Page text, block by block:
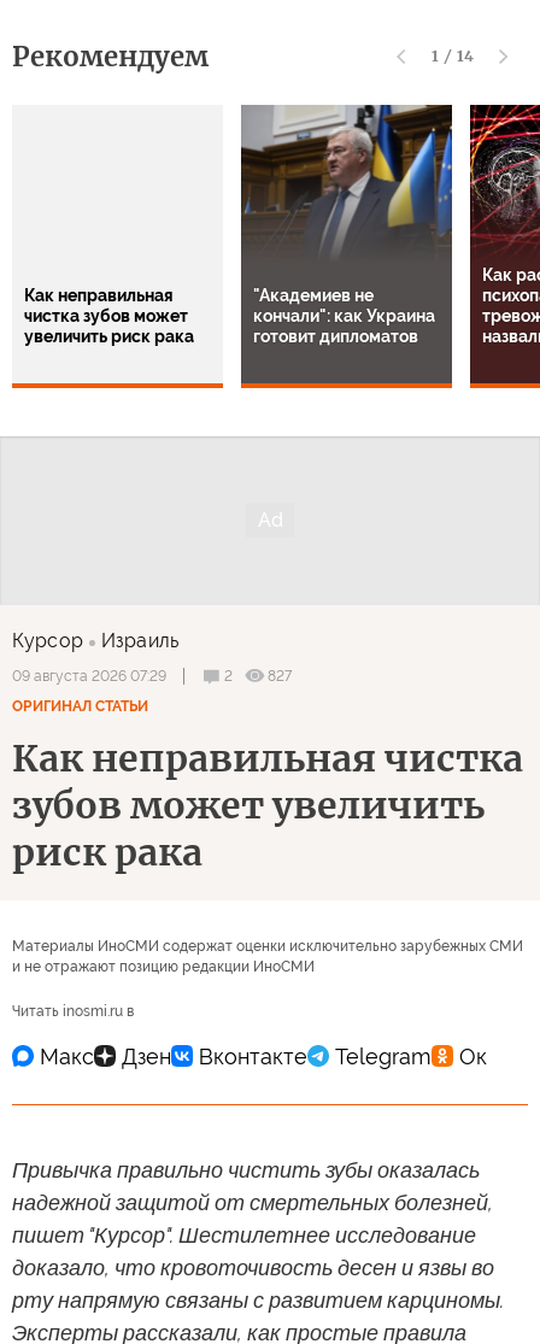
Рекомендуем 1 / 14
Как неправильная
чистка зубов может
увеличить риск рака
"Академиев не
кончали": как Украина
готовит дипломатов
Как
Курсор Израиль
09 августа 2026 07:29 2
827
ОРИГИНАЛ СТАТЬИ
Как неправильная чистка
зубов может увеличить
риск рака
Материалы ИноСМИ содержат оценки исключительно зарубежных СМИ
и не отражают позицию редакции ИноСМИ
Читать inosmi.ru в
Привычка правильно чистить зубы оказалась
надежной защитой от смертельных болезней,
пишет "Курсор". Шестилетнее исследование
доказало, что кровоточивость десен и язвы во
рту напрямую связаны с развитием карциномы.
Эксперты рассказали, как простые правила